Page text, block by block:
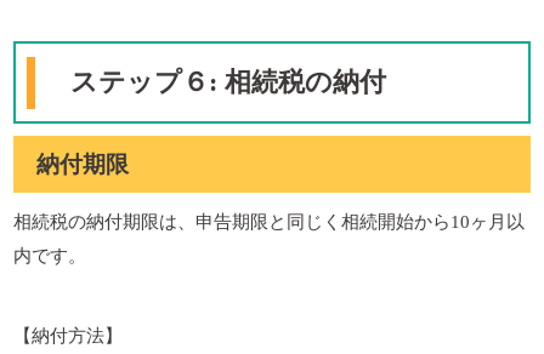
ステップ６: 相続税の納付
納付期限
相続税の納付期限は、申告期限と同じく相続開始から10ヶ月以
内です。
【納付方法】